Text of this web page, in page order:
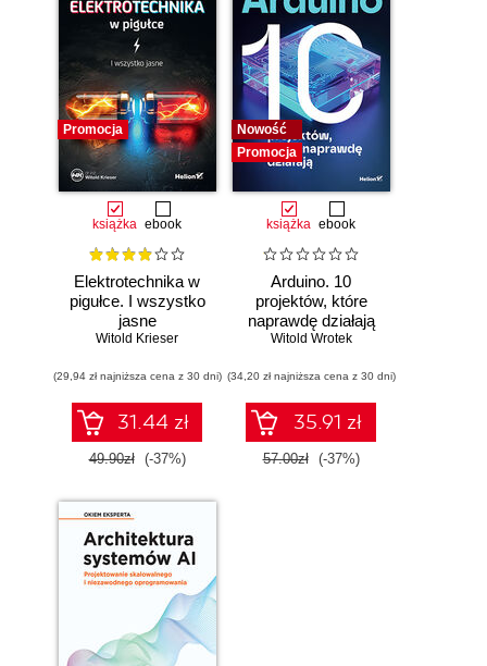
Promocja
książka ebook
Elektrotechnika w
pigułce. I wszystko
jasne
Witold Krieser
(29,94 zł najniższa cena z 30 dni)
31.44 zł
49.90zł (-37%)
Nowość
Promocja
książka ebook
Arduino. 10
projektów, które
naprawdę działają
Witold Wrotek
(34,20 zł najniższa cena z 30 dni)
35.91 zł
57.00zł (-37%)